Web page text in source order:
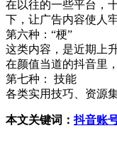
在以往的一些平台，
下，让广告内容使人
第六种：“梗”
这类内容，是近期上
在颜值当道的抖音里
第七种： 技能
各类实用技巧、资源
本文关键词：抖音账